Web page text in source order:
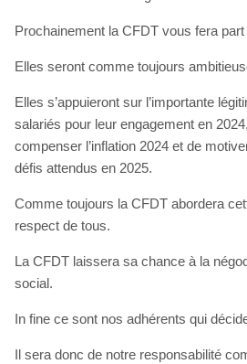
Prochainement la CFDT vous fera
Elles seront comme toujours
Elles s’appuieront sur l’importante
salariés pour leur engagement en
compenser l’inflation 2024 et de
défis attendus en 2025.
Comme toujours la CFDT abordera
respect de tous.
La CFDT laissera sa chance à la
social.
In fine ce sont nos adhérents qui
Il sera donc de notre responsabilité